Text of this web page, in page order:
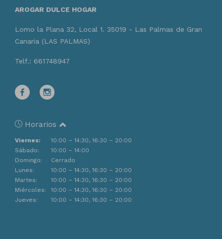
AROGAR DULCE HOGAR
Lomo la Plana 32, Local 1. 35019 - Las Palmas de Gran
Canaria (LAS PALMAS)
Telf.: 661748947
Horarios
Viernes:
10:00 – 14:30, 16:30 – 20:00
Sábado:
10:00 – 14:00
Domingo:
Cerrado
Lunes:
10:00 – 14:30, 16:30 – 20:00
Martes:
10:00 – 14:30, 16:30 – 20:00
Miércoles:
10:00 – 14:30, 16:30 – 20:00
Jueves:
10:00 – 14:30, 16:30 – 20:00